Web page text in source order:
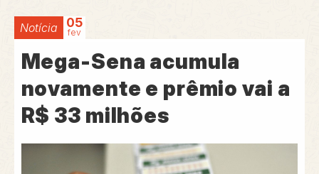
Notícia 05
fev
Mega-Sena acumula
novamente e prêmio vai a
R$ 33 milhões